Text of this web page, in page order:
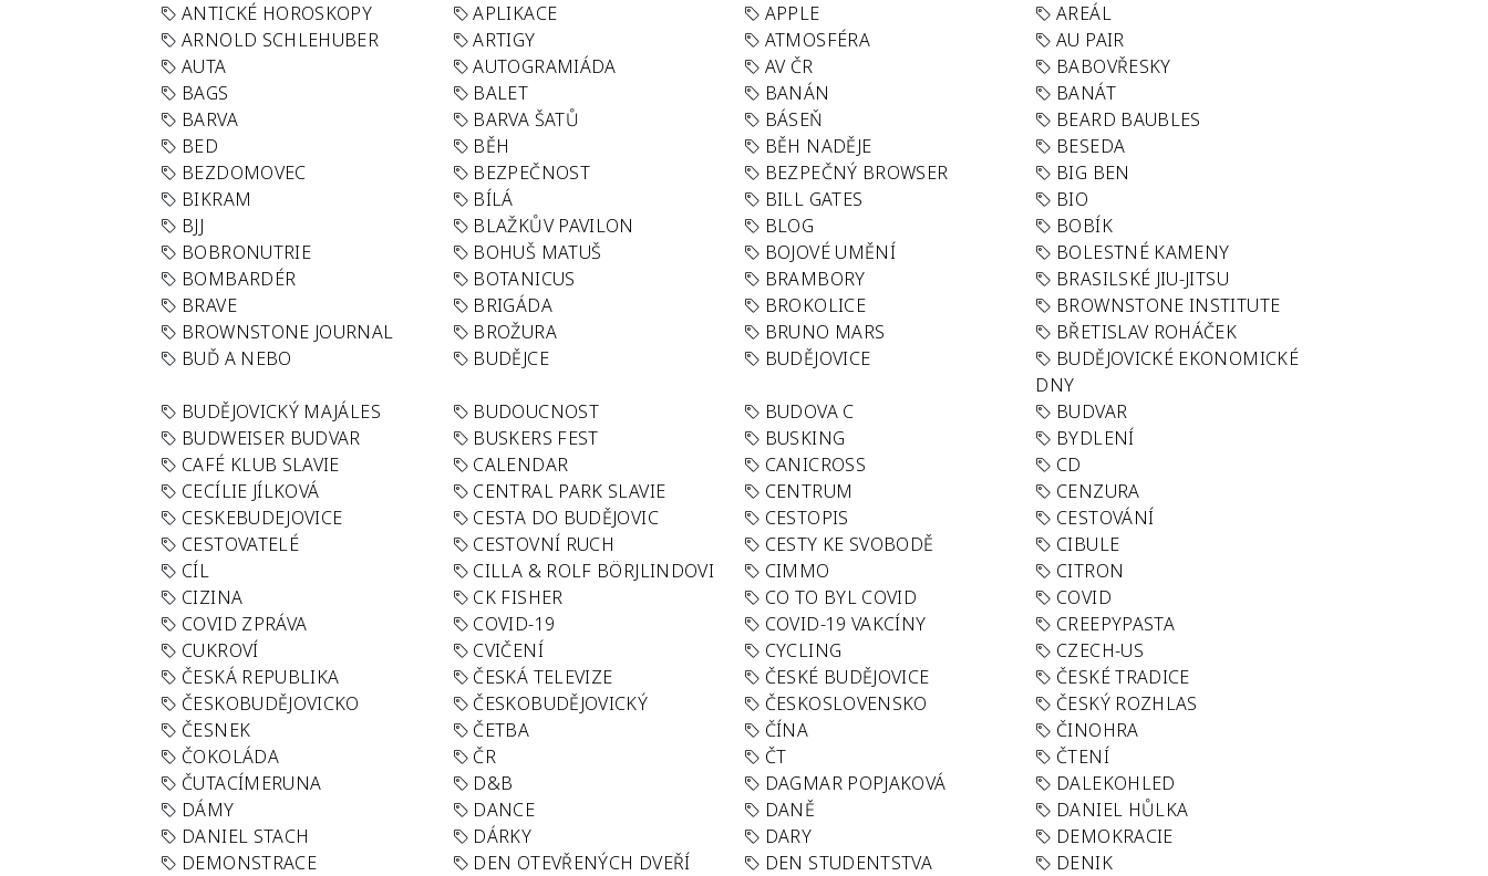
ANTICKÉ HOROSKOPY
APLIKACE APPLE
AREÁL
ARNOLD SCHLEHUBER
ARTIGY ATMOSFÉRA
AU PAIR
AUTA
AUTOGRAMIÁDA AV ČR
BABOVŘESKY
BAGS
BALET BANÁN
BANÁT
BARVA
BARVA ŠATŮ BÁSEŇ
BEARD BAUBLES
BED
BĚH BĚH NADĚJE
BESEDA
BEZDOMOVEC
BEZPEČNOST BEZPEČNÝ BROWSER
BIG BEN
BIKRAM
BÍLÁ BILL GATES
BIO
BJJ
BLAŽKŮV PAVILON BLOG
BOBÍK
BOBRONUTRIE
BOHUŠ MATUŠ BOJOVÉ UMĚNÍ
BOLESTNÉ KAMENY
BOMBARDÉR
BOTANICUS BRAMBORY
BRASILSKÉ JIU-JITSU
BRAVE
BRIGÁDA BROKOLICE
BROWNSTONE INSTITUTE
BROWNSTONE JOURNAL
BROŽURA BRUNO MARS
BŘETISLAV ROHÁČEK
BUĎ A NEBO
BUDĚJCE BUDĚJOVICE
BUDĚJOVICKÉ EKONOMICKÉ
DNY
BUDĚJOVICKÝ MAJÁLES
BUDOUCNOST BUDOVA C
BUDVAR
BUDWEISER BUDVAR
BUSKERS FEST BUSKING
BYDLENÍ
CAFÉ KLUB SLAVIE
CALENDAR CANICROSS
CD
CECÍLIE JÍLKOVÁ
CENTRAL PARK SLAVIE CENTRUM
CENZURA
CESKEBUDEJOVICE
CESTA DO BUDĚJOVIC CESTOPIS
CESTOVÁNÍ
CESTOVATELÉ
CESTOVNÍ RUCH CESTY KE SVOBODĚ
CIBULE
CÍL
CILLA & ROLF BÖRJLINDOVI CIMMO
CITRON
CIZINA
CK FISHER CO TO BYL COVID
COVID
COVID ZPRÁVA
COVID-19 COVID-19 VAKCÍNY
CREEPYPASTA
CUKROVÍ
CVIČENÍ CYCLING
CZECH-US
ČESKÁ REPUBLIKA
ČESKÁ TELEVIZE ČESKÉ BUDĚJOVICE
ČESKÉ TRADICE
ČESKOBUDĚJOVICKO
ČESKOBUDĚJOVICKÝ ČESKOSLOVENSKO
ČESKÝ ROZHLAS
ČESNEK
ČETBA ČÍNA
ČINOHRA
ČOKOLÁDA
ČR ČT
ČTENÍ
ČUTACÍMERUNA
D&B DAGMAR POPJAKOVÁ
DALEKOHLED
DÁMY
DANCE DANĚ
DANIEL HŮLKA
DANIEL STACH
DÁRKY DARY
DEMOKRACIE
DEMONSTRACE
DEN OTEVŘENÝCH DVEŘÍ DEN STUDENTSTVA
DENIK